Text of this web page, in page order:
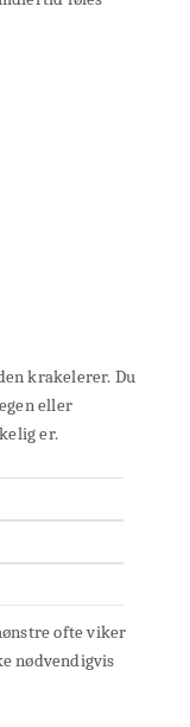
krakelerer. Du
eller
er.
ofte viker
nødvendigvis